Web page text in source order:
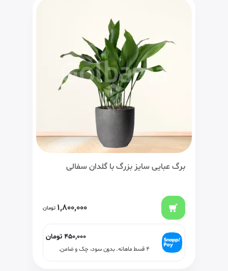
برگ عبایی سایز بزرگ با گلدان سفالی
1,800,000 تومان
450,000 تومان
۴ قسط ماهانه. بدون سود، چک و ضامن.